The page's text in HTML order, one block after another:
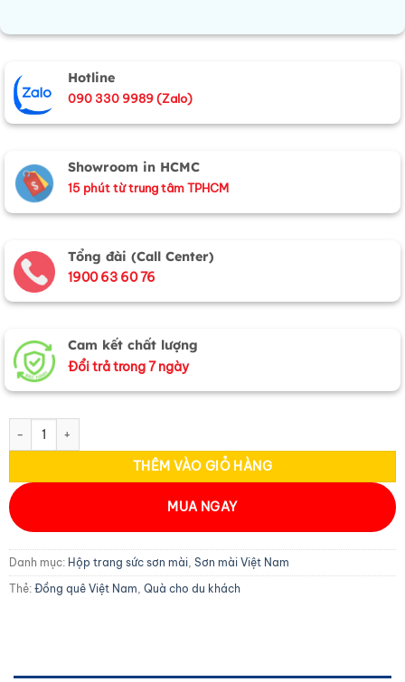
Hotline
090 330 9989 (Zalo)
Showroom in HCMC
15 phút từ trung tâm TPHCM
Tổng đài (Call Center)
1900 63 60 76
Cam kết chất lượng
Đổi trả trong 7 ngày
Hộp trang sức sơn mài đồng quê đen trắng HTS79/1.2 số lượng
THÊM VÀO GIỎ HÀNG
MUA NGAY
Danh mục: Hộp trang sức sơn mài, Sơn mài Việt Nam
Thẻ: Đồng quê Việt Nam, Quà cho du khách